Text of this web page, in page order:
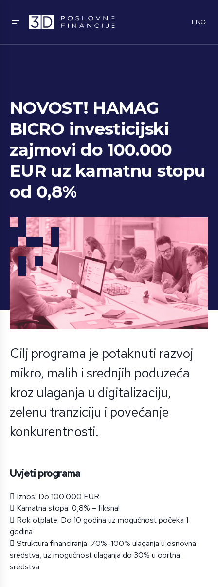
ENG
NOVOST! HAMAG
BICRO investicijski
zajmovi do 100.000
EUR uz kamatnu stopu
od 0,8%
Cilj programa je potaknuti razvoj
mikro, malih i srednjih poduzeća
kroz ulaganja u digitalizaciju,
zelenu tranziciju i povećanje
konkurentnosti.
Uvjeti programa
 Iznos: Do 100.000 EUR
 Kamatna stopa: 0,8% – fiksna!
 Rok otplate: Do 10 godina uz mogućnost počeka 1
godina
 Struktura financiranja: 70%-100% ulaganja u osnovna
sredstva, uz mogućnost ulaganja do 30% u obrtna
sredstva